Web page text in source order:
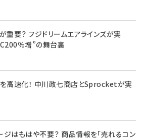
重要？ フジドリームエアラインズが実
％増”の舞台裏
高速化！ 中川政七商店とSprocketが実
ジはもはや不要？ 商品情報を「売れるコン